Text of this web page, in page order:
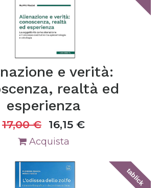
e verità:
realtà ed
esperienza
17,00€ 16,15 €
Acquista
tablick